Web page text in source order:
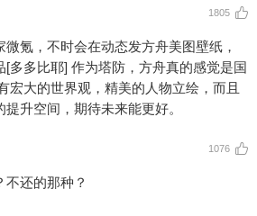
1805
氪，不时会在动态发方舟美图壁纸，
[多多比耶] 作为塔防，方舟真的感觉是国
宏大的世界观，精美的人物立绘，而且
升空间，期待未来能更好。
1076
不还的那种？